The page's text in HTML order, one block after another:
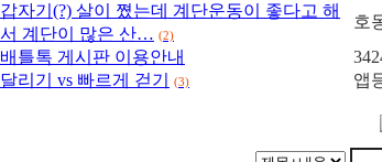
갑자기(?) 살이 쪘는데 계단운동이 좋다고 해
서 계단이 많은 산… (2)
호
배틀톡 게시판 이용안내
달리기 vs 빠르게 걷기
(3) 앱